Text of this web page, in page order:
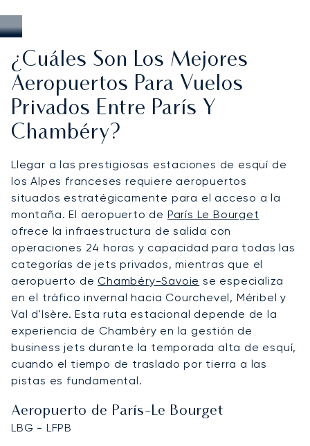
¿Cuáles Son Los Mejores
Aeropuertos Para Vuelos
Privados Entre París Y
Chambéry?
Llegar a las prestigiosas estaciones de esquí de
los Alpes franceses requiere aeropuertos
situados estratégicamente para el acceso a la
montaña. El aeropuerto de París Le Bourget
ofrece la infraestructura de salida con
operaciones 24 horas y capacidad para todas las
categorías de jets privados, mientras que el
aeropuerto deChambéry-Savoie se especializa
en el tráfico invernal hacia Courchevel, Méribel y
Val d'Isère. Esta ruta estacional depende de la
experiencia de Chambéry en la gestión de
business jets durante la temporada alta de esquí,
cuando el tiempo de traslado por tierra a las
pistas es fundamental.
Aeropuerto de París-Le Bourget
LBG - LFPB